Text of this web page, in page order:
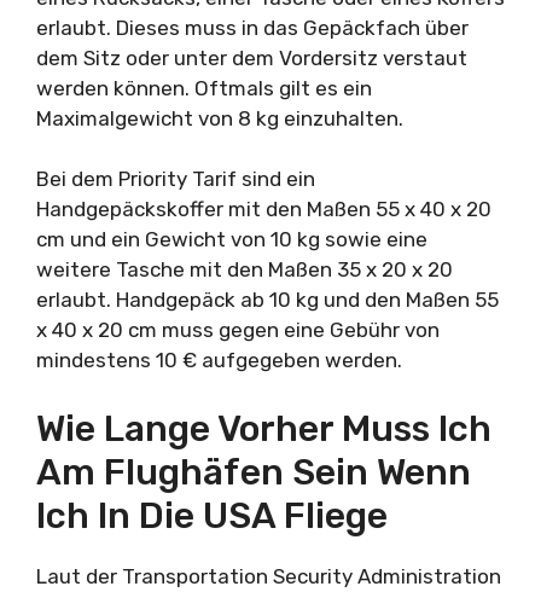
erlaubt. Dieses muss in das Gepäckfach über
dem Sitz oder unter dem Vordersitz verstaut
werden können. Oftmals gilt es ein
Maximalgewicht von 8 kg einzuhalten.
Bei dem Priority Tarif sind ein
Handgepäckskoffer mit den Maßen 55 x 40 x 20
cm und ein Gewicht von 10 kg sowie eine
weitere Tasche mit den Maßen 35 x 20 x 20
erlaubt. Handgepäck ab 10 kg und den Maßen 55
x 40 x 20 cm muss gegen eine Gebühr von
mindestens 10 € aufgegeben werden.
Wie Lange Vorher Muss Ich
Am Flughäfen Sein Wenn
Ich In Die USA Fliege
Laut der Transportation Security Administration